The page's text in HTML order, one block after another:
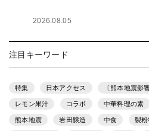
2026.08.05
注目キーワード
特集 日本アクセス 〔熊本地震影響
レモン果汁 コラボ 中華料理の素
熊本地震 岩田醸造 中食 製粉